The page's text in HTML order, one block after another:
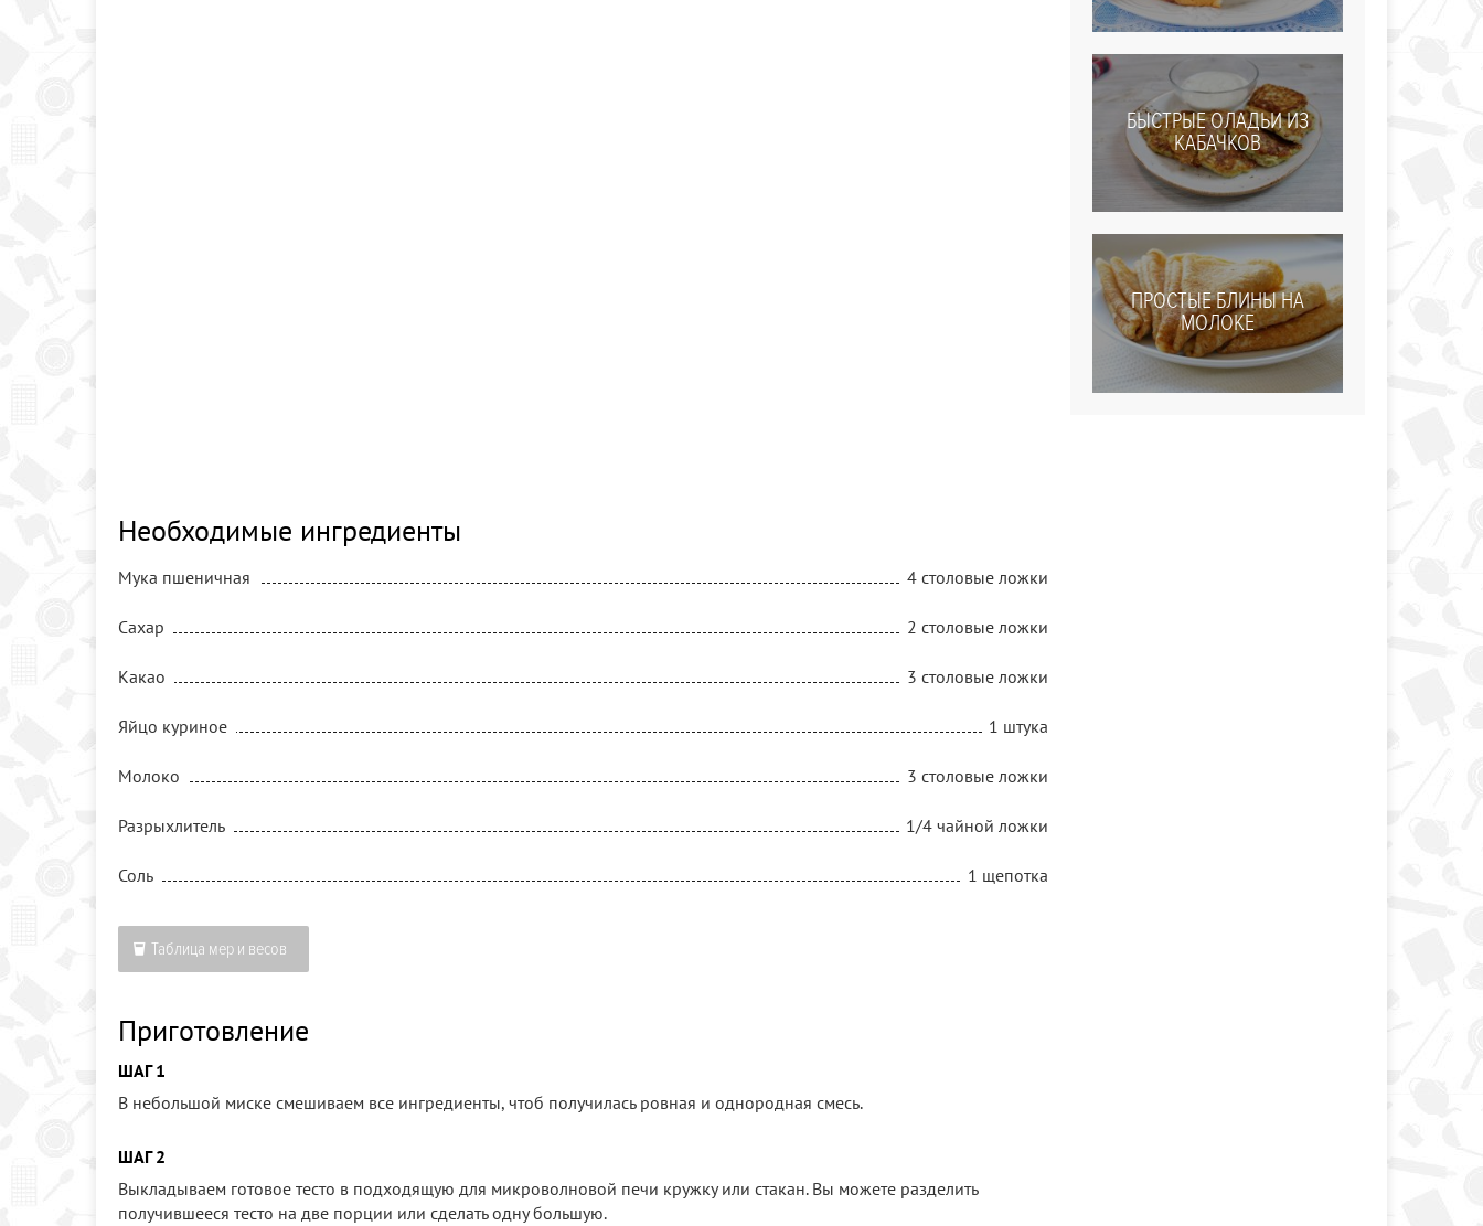
Необходимые ингредиенты
Мука пшеничная 4 столовые ложки
Сахар 2 столовые ложки
Какао 3 столовые ложки
Яйцо куриное 1 штука
Молоко 3 столовые ложки
Разрыхлитель 1/4 чайной ложки
Соль 1 щепотка
Таблица мер и весов
Приготовление
ШАГ 1
В небольшой миске смешиваем все ингредиенты, чтоб получилась ровная и однородная смесь.
ШАГ 2
Выкладываем готовое тесто в подходящую для микроволновой печи кружку или стакан. Вы можете разделить
получившееся тесто на две порции или сделать одну большую.
БЫСТРЫЕ ОЛАДЬИ ИЗ
КАБАЧКОВ
ПРОСТЫЕ БЛИНЫ НА
МОЛОКЕ